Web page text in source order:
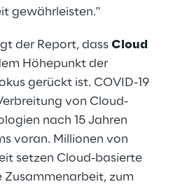
gewährleisten."
der Report, dass Cloud
Höhepunkt der
gerückt ist. COVID-19
von Cloud-
nach 15 Jahren
voran. Millionen von
setzen Cloud-basierte
Zusammenarbeit, zum